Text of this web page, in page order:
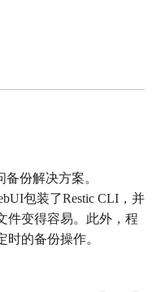
备份解决方案。
包装了Restic CLI，并
件变得容易。此外，程